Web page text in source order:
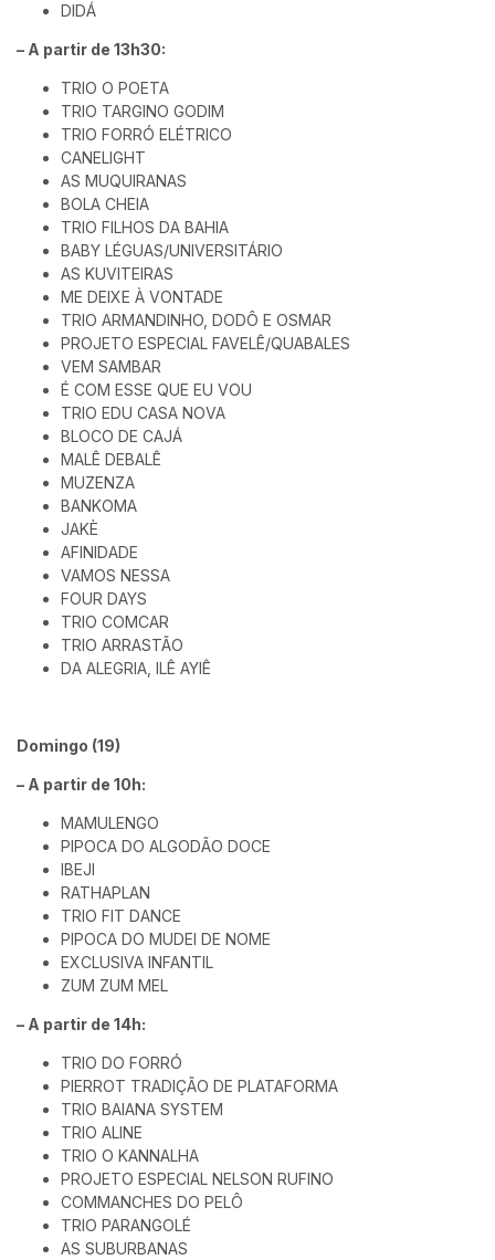
DIDÁ
– A partir de 13h30:
TRIO O POETA
TRIO TARGINO GODIM
TRIO FORRÓ ELÉTRICO
CANELIGHT
AS MUQUIRANAS
BOLA CHEIA
TRIO FILHOS DA BAHIA
BABY LÉGUAS/UNIVERSITÁRIO
AS KUVITEIRAS
ME DEIXE À VONTADE
TRIO ARMANDINHO, DODÔ E OSMAR
PROJETO ESPECIAL FAVELÊ/QUABALES
VEM SAMBAR
É COM ESSE QUE EU VOU
TRIO EDU CASA NOVA
BLOCO DE CAJÁ
MALÊ DEBALÊ
MUZENZA
BANKOMA
JAKÈ
AFINIDADE
VAMOS NESSA
FOUR DAYS
TRIO COMCAR
TRIO ARRASTÃO
DA ALEGRIA, ILÊ AYIÊ
Domingo (19)
– A partir de 10h:
MAMULENGO
PIPOCA DO ALGODÃO DOCE
IBEJI
RATHAPLAN
TRIO FIT DANCE
PIPOCA DO MUDEI DE NOME
EXCLUSIVA INFANTIL
ZUM ZUM MEL
– A partir de 14h:
TRIO DO FORRÓ
PIERROT TRADIÇÃO DE PLATAFORMA
TRIO BAIANA SYSTEM
TRIO ALINE
TRIO O KANNALHA
PROJETO ESPECIAL NELSON RUFINO
COMMANCHES DO PELÔ
TRIO PARANGOLÉ
AS SUBURBANAS